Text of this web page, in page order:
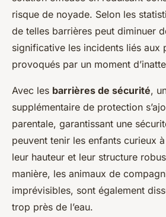
risque de noyade. Selon les
de telles barrières peut diminuer
significative les incidents liés aux
provoqués par un moment
Avec les barrières de sécurité,
supplémentaire de protection
parentale, garantissant une
peuvent tenir les enfants curieux
leur hauteur et leur structure
manière, les animaux de
imprévisibles, sont également
trop près de l’eau.